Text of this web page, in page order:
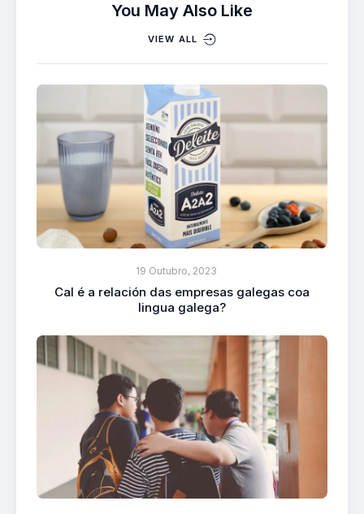
You May Also Like
VIEW ALL
19 Outubro, 2023
Cal é a relación das empresas galegas coa
lingua galega?